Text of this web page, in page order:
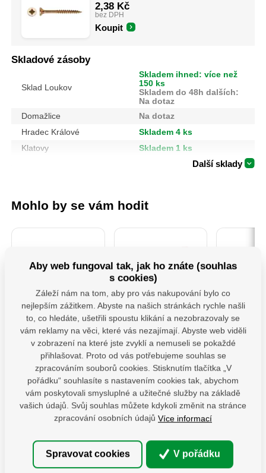
2,38 Kč
bez DPH
Koupit
Skladové zásoby
Sklad Loukov
Skladem ihned: více než
150 ks
Skladem do 48h dalších:
Na dotaz
Domažlice
Na dotaz
Hradec Králové
Skladem 4 ks
Klatovy
Skladem 1 ks
Další sklady
Mohlo by se vám hodit
MHB 130 uchycení
houpačky typ B
M12x130 mm
Závěs houpačky pro
ploché i kulaté trámy s
karabinou.Uchyty jsou
vybaveny vhodnými
karabinou, díky čemuž
je montáž houpačky
snadná a nevyžaduje
nástroje.Navíc jsou
ložisky, která prodlužují
jejich životnost a
zvyšují komfort při
používání.
Skladem 19 ks
68,27Kč
bez DPH
Do košíku
4740930 Sada
Šroubováků 7ks
Profesionální sada
šroubováků Fortum,
která splňuje vysoké
nároky na odolnost i
Ergonomicky tvarovaná
rukojeť z tvrdého PP
plastu je na povrchu
doplněna měkčenou
protiskluzovou úpravou.
Díky tomu šroubováky
pevně sedí v ruce a
umožňují přenášet
Na dotaz
367,77Kč
Detail produktu
PSS 80 (
Patka
betonu.
dřeva od
konstrukce
před
lze natřít
Aby web fungoval tak, jak ho znáte (souhlas
s cookies)
Záleží nám na tom, aby pro vás nakupování bylo co
nejlepším zážitkem. Abyste na našich stránkách rychle našli
to, co hledáte, ušetřili spoustu klikání a nezobrazovaly se
vám reklamy na věci, které vás nezajímají. Abyste web viděli
v zobrazení na které jste zvyklí a nemuseli se pokaždé
přihlašovat. Proto od vás potřebujeme souhlas se
zpracováním souborů cookies. Stisknutím tlačítka „V
pořádku“ souhlasíte s nastavením cookies tak, abychom
vám poskytovali smysluplné a užitečné služby na základě
vašich údajů. Svůj souhlas můžete kdykoli změnit na stránce
zpracování osobních údajů Více informací
Spravovat cookies V pořádku